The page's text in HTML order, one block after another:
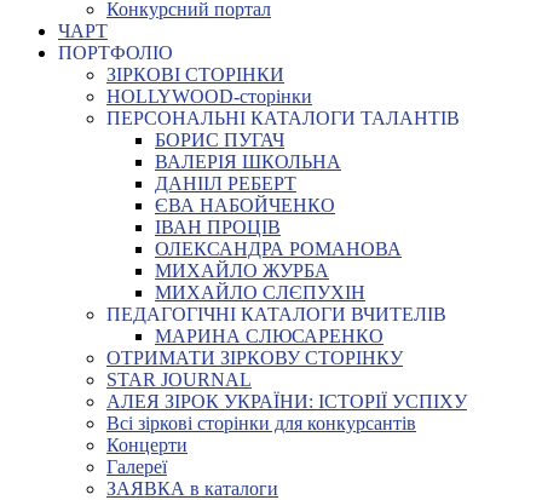
Конкурсний портал
ЧАРТ
ПОРТФОЛІО
ЗІРКОВІ СТОРІНКИ
HOLLYWOOD-сторінки
ПЕРСОНАЛЬНІ КАТАЛОГИ ТАЛАНТІВ
БОРИС ПУГАЧ
ВАЛЕРІЯ ШКОЛЬНА
ДАНІІЛ РЕБЕРТ
ЄВА НАБОЙЧЕНКО
ІВАН ПРОЦІВ
ОЛЕКСАНДРА РОМАНОВА
МИХАЙЛО ЖУРБА
МИХАЙЛО СЛЄПУХІН
ПЕДАГОГІЧНІ КАТАЛОГИ ВЧИТЕЛІВ
МАРИНА СЛЮСАРЕНКО
ОТРИМАТИ ЗІРКОВУ СТОРІНКУ
STAR JOURNAL
АЛЕЯ ЗІРОК УКРАЇНИ: ІСТОРІЇ УСПІХУ
Всі зіркові сторінки для конкурсантів
Концерти
Галереї
ЗАЯВКА в каталоги